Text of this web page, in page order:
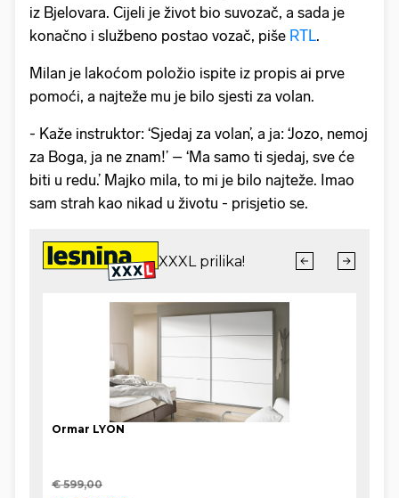
iz Bjelovara. Cijeli je život bio suvozač, a sada je
konačno i službeno postao vozač, piše RTL.
Milan je lakoćom položio ispite iz propis ai prve
pomoći, a najteže mu je bilo sjesti za volan.
- Kaže instruktor: ‘Sjedaj za volan’, a ja: ‘Jozo, nemoj
za Boga, ja ne znam!’ – ‘Ma samo ti sjedaj, sve će
biti u redu.’ Majko mila, to mi je bilo najteže. Imao
sam strah kao nikad u životu - prisjetio se.